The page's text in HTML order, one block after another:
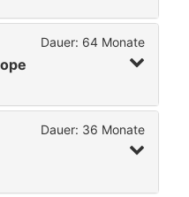
Dauer: 64 Monate
Dauer: 36 Monate